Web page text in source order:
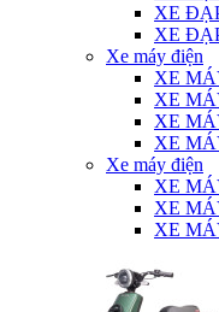
XE
XE
Xe máy điện
XE
XE
XE
XE
Xe máy điện
XE
XE
XE